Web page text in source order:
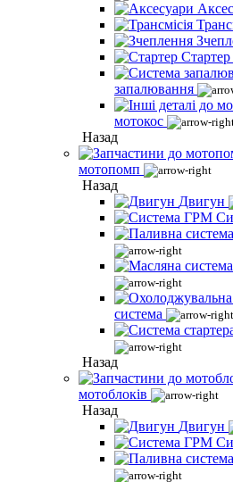
Стартер
запалювання
мотокос
Назад
мотопомп
Назад
Двигун
система
Назад
мотоблоків
Назад
Двигун